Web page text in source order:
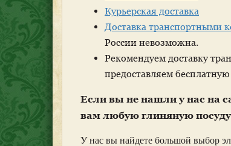
Курьерская доставка
Доставка транспортными
России невозможна.
Рекомендуем доставку
предоставляем
Если вы не нашли у нас на
вам любую глиняную посуду
У нас вы найдете большой выбор